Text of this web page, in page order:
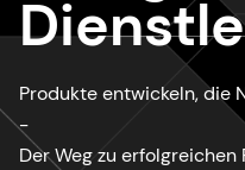
Produkte entwickeln, die
-
Der Weg zu